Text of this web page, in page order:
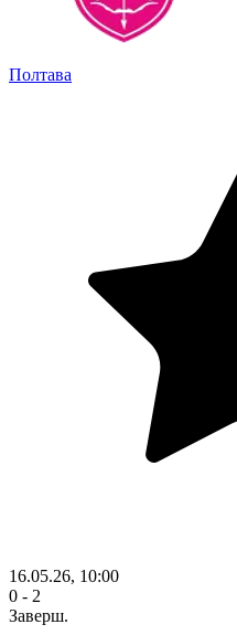
Полтава
16.05.26, 10:00
0 - 2
Заверш.